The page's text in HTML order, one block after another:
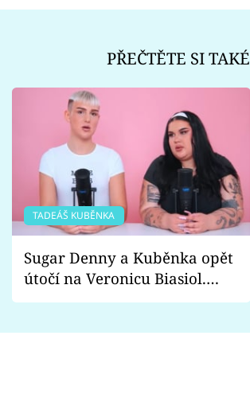
PŘEČTĚTE SI TAKÉ
TADEÁŠ KUBĚNKA
Sugar Denny a Kuběnka opět
útočí na Veronicu Biasiol.
Proč je podle nich falešná a